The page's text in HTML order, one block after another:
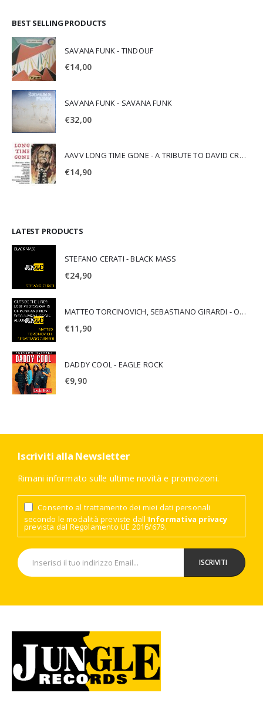
BEST SELLING PRODUCTS
SAVANA FUNK - TINDOUF
€14,00
SAVANA FUNK - SAVANA FUNK
€32,00
AAVV LONG TIME GONE - A TRIBUTE TO DAVID CROSBY
€14,90
LATEST PRODUCTS
STEFANO CERATI - BLACK MASS
€24,90
MATTEO TORCINOVICH, SEBASTIANO GIRARDI - OUTSIDE THE LINES: LOST PHOTOGRAPHS OF PUNK AND NEW WAVE'S MOST ICONIC ALBUMS
€11,90
DADDY COOL - EAGLE ROCK
€9,90
Iscriviti alla Newsletter
Rimani informato sulle ultime novità e promozioni.
Consento al trattamento dei miei dati personali
secondo le modalità previste dall'Informativa privacy
prevista dal Regolamento UE 2016/679.